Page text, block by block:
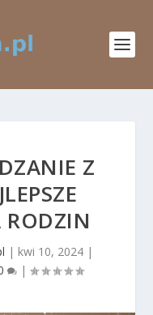
Z
RODZIN
| kwi 10, 2024|
|